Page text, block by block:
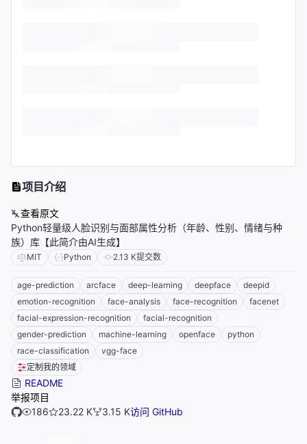
项目介绍
查看原文
Python轻量级人脸识别与面部属性分析（年龄、性别、情绪与种
族）库【此简介由AI生成】
MIT Python 2.13 K提交数
age-prediction arcface deep-learning deepface
deepid
emotion-recognition
face-analysis face-recognition
facenet
facial-expression-recognition
facial-recognition
gender-prediction
machine-learning openface
python
race-classification
vgg-face
定制我的领域
README
举报项目
186
23.22 K 3.15 K访问 GitHub